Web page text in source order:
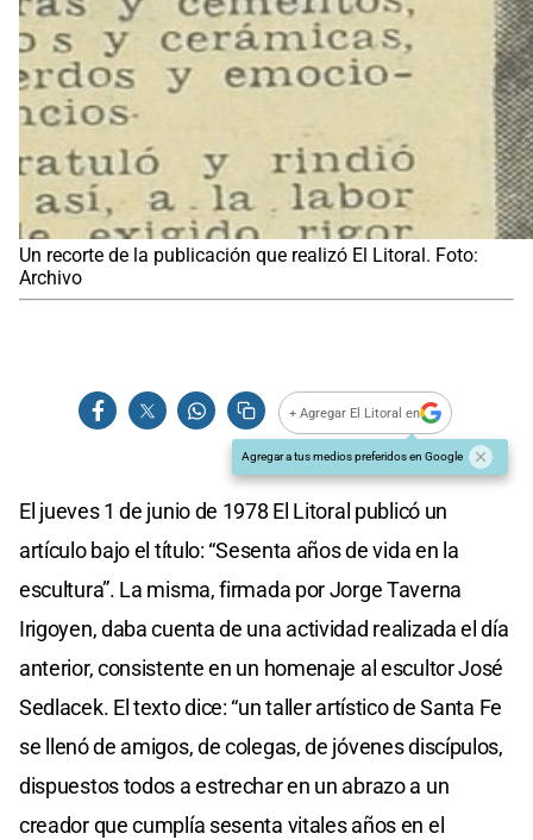
Un recorte de la publicación que realizó El Litoral. Foto:
Archivo
+ Agregar El Litoral en
Agregar a tus medios preferidos en Google
El jueves 1 de junio de 1978 El Litoral publicó un
artículo bajo el título: “Sesenta años de vida en la
escultura”. La misma, firmada por Jorge Taverna
Irigoyen, daba cuenta de una actividad realizada el día
anterior, consistente en un homenaje al escultor José
Sedlacek. El texto dice: “un taller artístico de Santa Fe
se llenó de amigos, de colegas, de jóvenes discípulos,
dispuestos todos a estrechar en un abrazo a un
creador que cumplía sesenta vitales años en el